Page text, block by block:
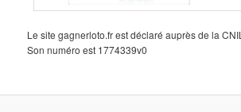
Le site gagnerloto.fr est déclaré auprès de la CNIL
Son numéro est 1774339v0